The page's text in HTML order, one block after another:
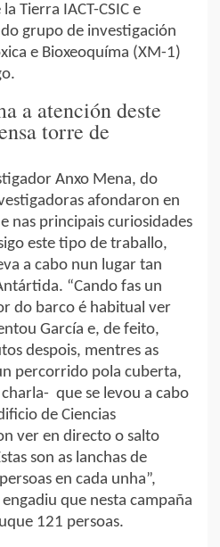
Tierra IACT-CSIC e
grupo de investigación
e Bioxeoquíma (XM-1)
a atención deste
torre de
Anxo Mena, do
afondaron en
nas principais curiosidades
este tipo de traballo,
a cabo nun lugar tan
“Cando fas un
do barco é habitual ver
García e, de feito,
despois, mentres as
percorrido pola cuberta,
que se levou a cabo
de Ciencias
ver en directo o salto
son as lanchas de
en cada unha”,
que nesta campaña
121 persoas.